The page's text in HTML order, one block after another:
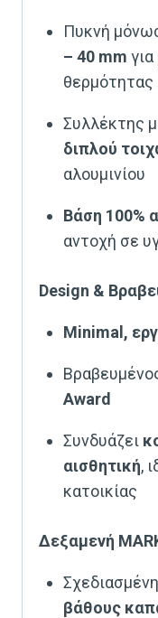
Πυκνή
– 40 mm
θερμότητας
Συλλέκτης
διπλού
αλουμινίου
Βάση 100%
αντοχή σε
Design &
Minimal,
Award
Συνδυάζει
αισθητική,
κατοικίας
Δεξαμενή
βάθους